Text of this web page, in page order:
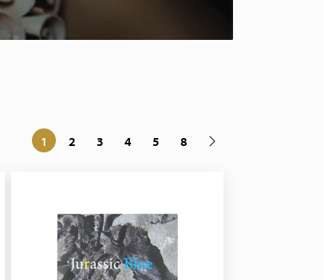
1 2 3 4 5 8